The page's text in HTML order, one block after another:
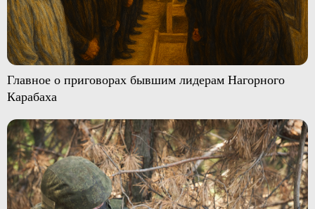
Главное о приговорах бывшим лидерам Нагорного
Карабаха